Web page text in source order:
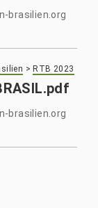
brasilien.org
> RTB 2023
brasilien.org